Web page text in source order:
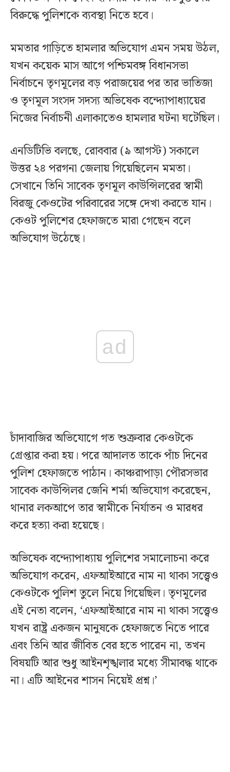
বিরুদ্ধে পুলিশকে ব্যবস্থা নিতে হবে।
মমতার গাড়িতে হামলার অভিযোগ এমন সময় উঠল,
যখন কয়েক মাস আগে পশ্চিমবঙ্গ বিধানসভা
নির্বাচনে তৃণমূলের বড় পরাজয়ের পর তার ভাতিজা
ও তৃণমূল সংসদ সদস্য অভিষেক বন্দ্যোপাধ্যায়ের
নিজের নির্বাচনী এলাকাতেও হামলার ঘটনা ঘটেছিল।
এনডিটিভি বলছে, রোববার (৯ আগস্ট) সকালে
উত্তর ২৪ পরগনা জেলায় গিয়েছিলেন মমতা।
সেখানে তিনি সাবেক তৃণমূল কাউন্সিলরের স্বামী
বিরজু কেওটের পরিবারের সঙ্গে দেখা করতে যান।
কেওট পুলিশের হেফাজতে মারা গেছেন বলে
অভিযোগ উঠেছে।
ad
চাঁদাবাজির অভিযোগে গত শুক্রবার কেওটকে
গ্রেপ্তার করা হয়। পরে আদালত তাকে পাঁচ দিনের
পুলিশ হেফাজতে পাঠান। কাঞ্চরাপাড়া পৌরসভার
সাবেক কাউন্সিলর জেনি শর্মা অভিযোগ করেছেন,
থানার লকআপে তার স্বামীকে নির্যাতন ও মারধর
করে হত্যা করা হয়েছে।
অভিষেক বন্দ্যোপাধ্যায় পুলিশের সমালোচনা করে
অভিযোগ করেন, এফআইআরে নাম না থাকা সত্ত্বেও
কেওটকে পুলিশ তুলে নিয়ে গিয়েছিল। তৃণমূলের
এই নেতা বলেন, ‘এফআইআরে নাম না থাকা সত্ত্বেও
যখন রাষ্ট্র একজন মানুষকে হেফাজতে নিতে পারে
এবং তিনি আর জীবিত বের হতে পারেন না, তখন
বিষয়টি আর শুধু আইনশৃঙ্খলার মধ্যে সীমাবদ্ধ থাকে
না। এটি আইনের শাসন নিয়েই প্রশ্ন।’